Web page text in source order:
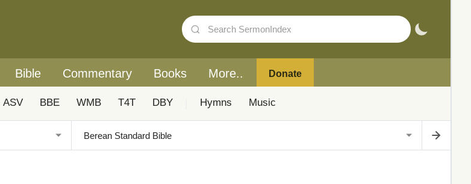
Bible Commentary Books More.. Donate
ASV BBE WMB T4T DBY Hymns Music